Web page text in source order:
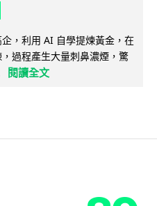
，利用 AI 自學提煉黃金，在
過程產生大量刺鼻濃煙，驚
閱讀全文